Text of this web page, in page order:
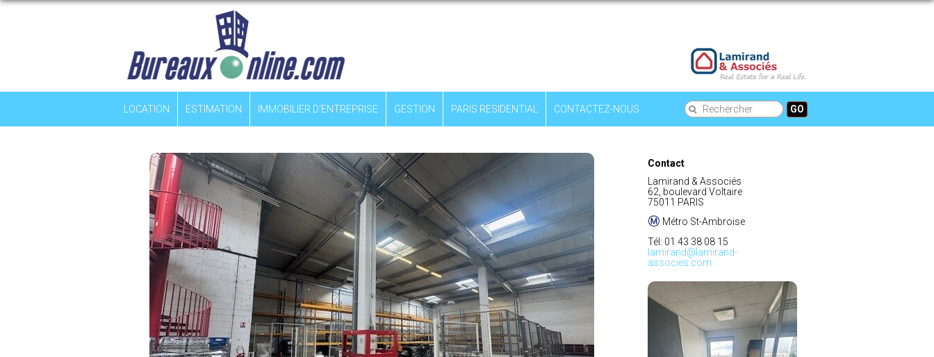
LOCATION ESTIMATION IMMOBILIER D'ENTREPRISE GESTION PARIS RESIDENTIAL CONTACTEZ-NOUS GO
Contact
Lamirand & Associés
62, boulevard Voltaire
75011 PARIS
Métro St-Ambroise
Tél: 01 43 38 08 15
lamirand@lamirand-
associes.com